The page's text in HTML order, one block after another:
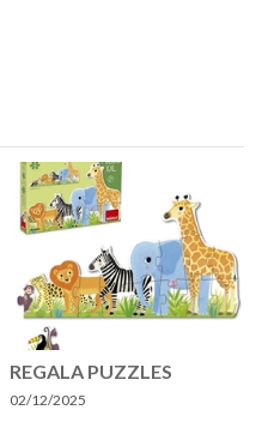
REGALA PUZZLES
02/12/2025